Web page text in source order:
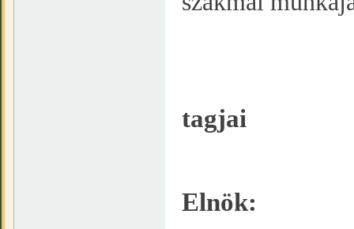
tagjai
Elnök: